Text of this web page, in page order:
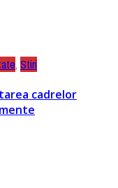
, Stiri
cadrelor